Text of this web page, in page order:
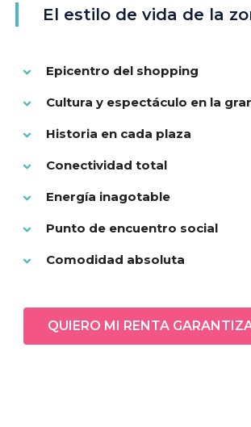
El estilo de vida de la
Epicentro del shopping
Cultura y espectáculo en la
Historia en cada plaza
Conectividad total
Energía inagotable
Punto de encuentro social
Comodidad absoluta
QUIERO MI RENTA